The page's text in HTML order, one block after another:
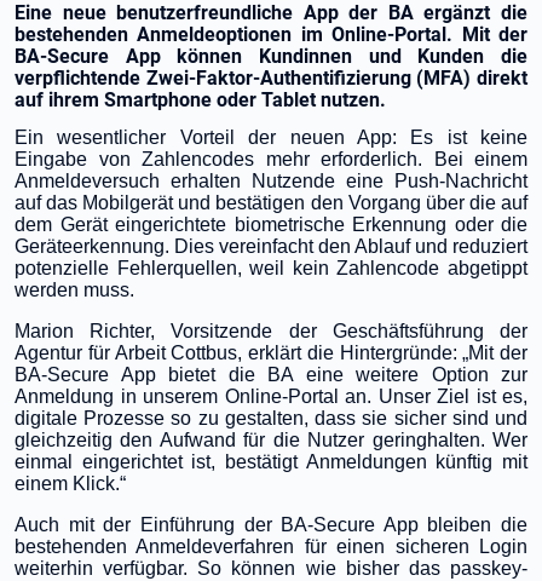
Eine neue benutzerfreundliche App der BA ergänzt die
bestehenden Anmeldeoptionen im Online-Portal. Mit der
BA-Secure App können Kundinnen und Kunden die
verpflichtende Zwei-Faktor-Authentifizierung (MFA) direkt
auf ihrem Smartphone oder Tablet nutzen.
Ein wesentlicher Vorteil der neuen App: Es ist keine
Eingabe von Zahlencodes mehr erforderlich. Bei einem
Anmeldeversuch erhalten Nutzende eine Push-Nachricht
auf das Mobilgerät und bestätigen den Vorgang über die auf
dem Gerät eingerichtete biometrische Erkennung oder die
Geräteerkennung. Dies vereinfacht den Ablauf und reduziert
potenzielle Fehlerquellen, weil kein Zahlencode abgetippt
werden muss.
Marion Richter, Vorsitzende der Geschäftsführung der
Agentur für Arbeit Cottbus, erklärt die Hintergründe: „Mit der
BA-Secure App bietet die BA eine weitere Option zur
Anmeldung in unserem Online-Portal an. Unser Ziel ist es,
digitale Prozesse so zu gestalten, dass sie sicher sind und
gleichzeitig den Aufwand für die Nutzer geringhalten. Wer
einmal eingerichtet ist, bestätigt Anmeldungen künftig mit
einem Klick.“
Auch mit der Einführung der BA-Secure App bleiben die
bestehenden Anmeldeverfahren für einen sicheren Login
weiterhin verfügbar. So können wie bisher das passkey-